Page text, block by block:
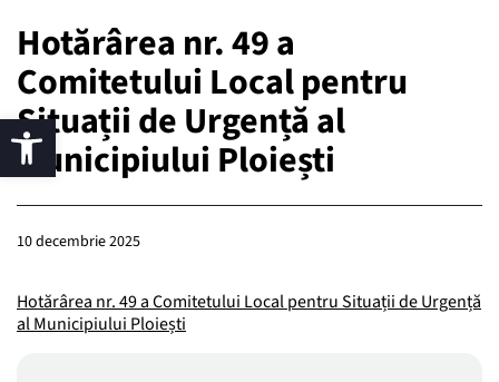
Hotărârea nr. 49 a
Comitetului Local pentru
Situații de Urgență al
Municipiului Ploiești
10 decembrie 2025
Hotărârea nr. 49 a Comitetului Local pentru Situații de Urgență
al Municipiului Ploiești